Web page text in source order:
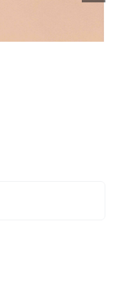
Παλαμά με τον
και τον